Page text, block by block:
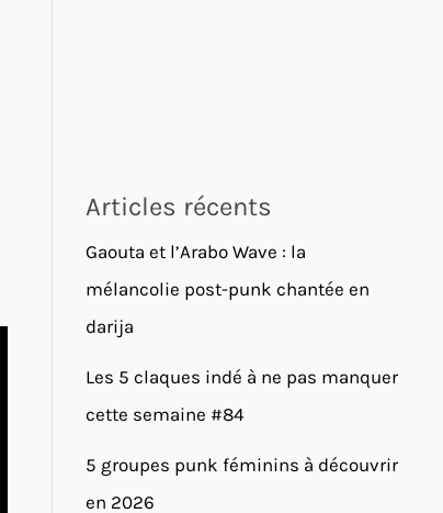
Articles récents
Gaouta et l’Arabo Wave : la
mélancolie post-punk chantée en
darija
Les 5 claques indé à ne pas manquer
cette semaine #84
5 groupes punk féminins à découvrir
en 2026